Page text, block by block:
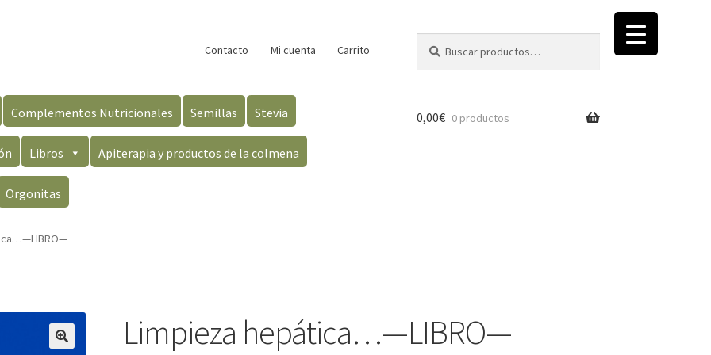
Contacto Mi cuenta Carrito
por:
Complementos Nutricionales Semillas Stevia
Libros Apiterapia y productos de la colmena
Orgonitas
0,00€ 0 productos
Limpieza hepática…—LIBRO—